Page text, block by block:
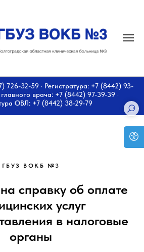
726-32-59 · Регистратура: +7 (8442) 93-
врача: +7 (8442) 97-39-39 ·
ОВЛ: +7 (8442) 38-29-79
ГБУЗ ВОКБ №3
справку об оплате
услуг
в налоговые
органы